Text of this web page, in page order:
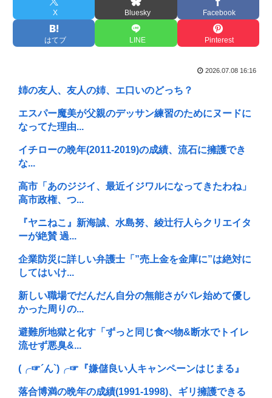
X Bluesky Facebook
はてブ LINE Pinterest
2026.07.08 16:16
姉の友人、友人の姉、エ口いのどっち？
エスパー魔美が父親のデッサン練習のためにヌードに
なってた理由...
イチローの晩年(2011-2019)の成績、流石に擁護でき
な...
高市「あのジジイ、最近イジワルになってきたわね」
高市政権、つ...
『ヤニねこ』新海誠、水島努、綾辻行人らクリエイタ
ーが絶賛 過...
企業防災に詳しい弁護士「”売上金を金庫に”は絶対に
してはいけ...
新しい職場でだんだん自分の無能さがバレ始めて優し
かった周りの...
避難所地獄と化す「ずっと同じ食べ物&断水でトイレ
流せず悪臭&...
(╭☞´ん`)╭☞『嫌儲良い人キャンペーンはじまる』
落合博満の晩年の成績(1991-1998)、ギリ擁護できる